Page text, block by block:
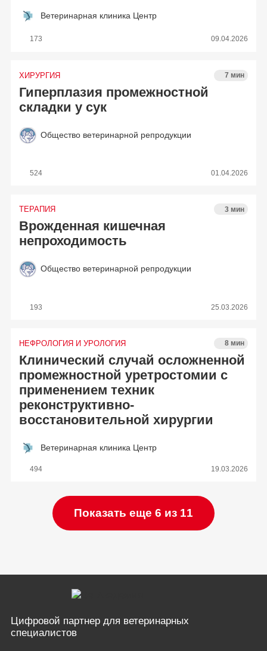
Ветеринарная клиника Центр
173 09.04.2026
ХИРУРГИЯ 7 мин
Гиперплазия промежностной
складки у сук
Общество ветеринарной репродукции
524 01.04.2026
ТЕРАПИЯ 3 мин
Врожденная кишечная
непроходимость
Общество ветеринарной репродукции
193 25.03.2026
НЕФРОЛОГИЯ И УРОЛОГИЯ 8 мин
Клинический случай осложненной
промежностной уретростомии с
применением техник
реконструктивно-
восстановительной хирургии
Ветеринарная клиника Центр
494 19.03.2026
Показать еще 6 из 11
Цифровой партнер для ветеринарных
специалистов